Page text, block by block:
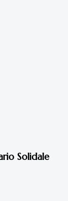
Solidale